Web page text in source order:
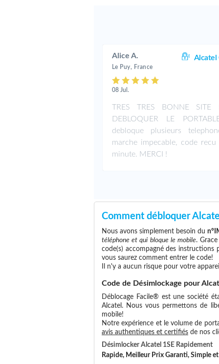
Alice A. Alcatel
Le Puy, France
08 Jul.
TRES TRES BONNE SITE
DEBLOQUER LE
debloque plusieurs
marche impecable, code recu
minute. MERCI !
Comment débloquer
Nous avons simplement besoin du
téléphone et qui bloque le mobile.
code(s) accompagné des instructions
vous saurez comment entrer le code!
Il n'y a aucun risque pour votre
Code de Désimlockage pour
Déblocage Facile® est une société
Alcatel. Nous vous permettons de
mobile!
Notre expérience et le volume de
avis authentiques et certifiés de nos
Désimlocker Alcatel 1SE Rapidement
Rapide, Meilleur Prix Garanti, Simple